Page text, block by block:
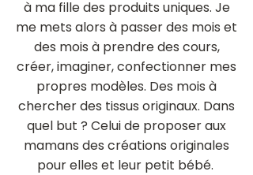
à ma fille des produits uniques. Je
me mets alors à passer des mois et
des mois à prendre des cours,
créer, imaginer, confectionner mes
propres modèles. Des mois à
chercher des tissus originaux. Dans
quel but ? Celui de proposer aux
mamans des créations originales
pour elles et leur petit bébé.